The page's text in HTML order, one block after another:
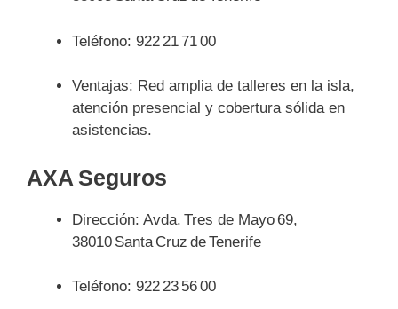
Teléfono: 922 21 71 00
Ventajas: Red amplia de talleres en la isla,
atención presencial y cobertura sólida en
asistencias.
AXA Seguros
Dirección: Avda. Tres de Mayo 69,
38010 Santa Cruz de Tenerife
Teléfono: 922 23 56 00